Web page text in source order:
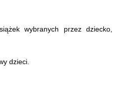
wybranych przez dziecko,
dzieci.